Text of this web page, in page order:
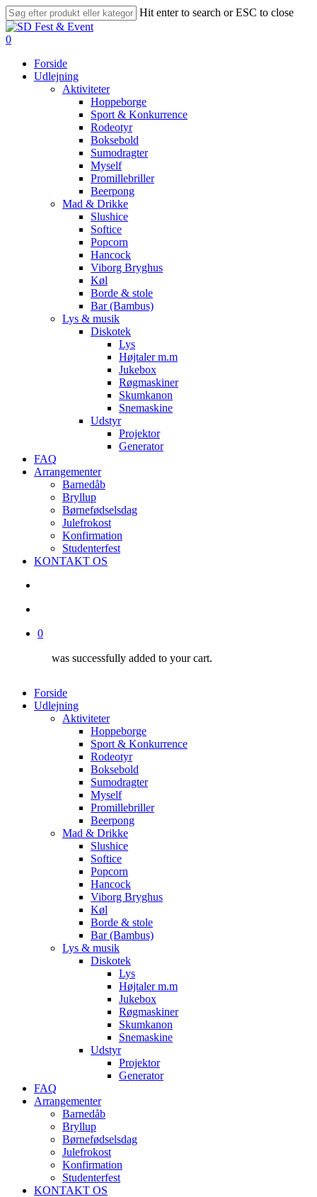
Skip
to
main
Hit enter to search or ESC to close
Close
Search
search
account
0
Forside
Udlejning
Aktiviteter
Hoppeborge
Sport & Konkurrence
Rodeotyr
Boksebold
Sumodragter
Myself
Promillebriller
Beerpong
Mad & Drikke
Slushice
Softice
Popcorn
Hancock
Viborg Bryghus
Køl
Borde & stole
Bar (Bambus)
Lys & musik
Diskotek
Lys
Højtaler m.m
Jukebox
Røgmaskiner
Skumkanon
Snemaskine
Udstyr
Projektor
Generator
FAQ
Arrangementer
Barnedåb
Bryllup
Børnefødselsdag
Julefrokost
Konfirmation
Studenterfest
KONTAKT OS
0
was successfully added to your cart.
Forside
Udlejning
Aktiviteter
Hoppeborge
Sport & Konkurrence
Rodeotyr
Boksebold
Sumodragter
Myself
Promillebriller
Beerpong
Mad & Drikke
Slushice
Softice
Popcorn
Hancock
Viborg Bryghus
Køl
Borde & stole
Bar (Bambus)
Lys & musik
Diskotek
Lys
Højtaler m.m
Jukebox
Røgmaskiner
Skumkanon
Snemaskine
Udstyr
Projektor
Generator
FAQ
Arrangementer
Barnedåb
Bryllup
Børnefødselsdag
Julefrokost
Konfirmation
Studenterfest
KONTAKT OS